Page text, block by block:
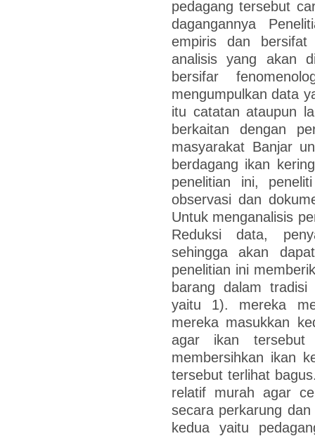
pedagang tersebut
dagangannya
empiris dan bersifat
analisis yang akan
bersifar
mengumpulkan data
itu catatan ataupun
berkaitan dengan
masyarakat Banjar
berdagang ikan
penelitian ini,
observasi dan
Untuk menganalisis
Reduksi data,
sehingga akan
penelitian ini
barang dalam
yaitu 1). mereka
mereka masukkan
agar ikan
membersihkan ikan
tersebut terlihat
relatif murah agar
secara perkarung
kedua yaitu